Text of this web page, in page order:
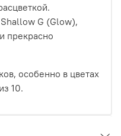
G (Glow),
прекрасно
особенно в цветах
из 10.